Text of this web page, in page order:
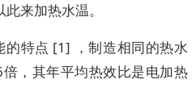
来加热水温。
的特点 [1] ，制造相同的热水
，其年平均热效比是电加热